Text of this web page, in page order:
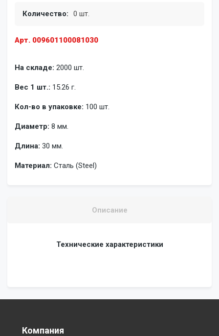
Арт. 009601100081030
На складе: 2000 шт.
Вес 1 шт.: 15.26 г.
Кол-во в упаковке: 100 шт.
Диаметр: 8 мм.
Длина: 30 мм.
Материал: Сталь (Steel)
Количество: 0 шт.
Описание
Технические характеристики
Компания